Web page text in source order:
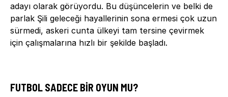
adayı olarak görüyordu. Bu düşüncelerin ve belki de
parlak Şili geleceği hayallerinin sona ermesi çok uzun
sürmedi, askeri cunta ülkeyi tam tersine çevirmek
için çalışmalarına hızlı bir şekilde başladı.
FUTBOL SADECE BIR OYUN MU?